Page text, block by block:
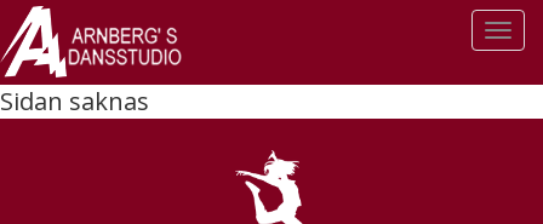
Sidan saknas